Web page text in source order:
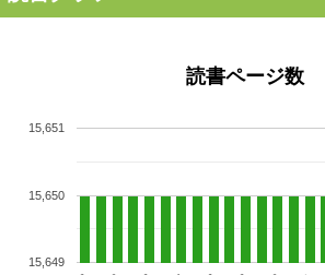
読書ページ数
15,649
15,650
15,651